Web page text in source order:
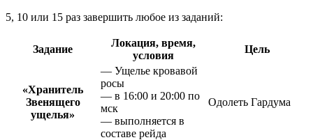
5, 10 или 15 раз завершить любое из заданий:
Задание
Локация, время,
условия
Цель
«Хранитель
Звенящего
ущелья»
— Ущелье кровавой
росы
— в 16:00 и 20:00 по
мск
— выполняется в
составе рейда
Одолеть Гардума